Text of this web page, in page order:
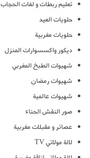
تعليم ربطات و لفات الحجاب
حلويات العيد
حلويات مغربية
ديكور واكسسوارات المنزل
شهيوات الطبخ المغربي
شهيوات رمضان
شهيوات عالمية
صور النقش الحناء
عصائر و مقبلات مغربية
لالة مولاتي TV